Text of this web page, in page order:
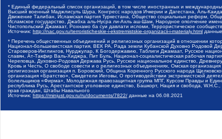
* Единый федеральный список организаций, в том числе иностранных и
Высший военный Маджлисуль Шура, Конгресс народов Ичкерии и Дагестана, Аль-
Движение Талибан, Исламская партия Туркестана, Общество социальных реформ,
Исламское государство, Джабха аль-Нусра ли-Ахль аш-Шам, Народное ополчение
Чистопольский Джамаат, Рохнамо ба суи давлати исломи, Террористическое
Источник: http://nac.gov.ru/terroristicheskie-i-ekstremistskie-organizacii-i-materialy.html
* Перечень общественных объединений и религиозных организаций в отношении
Национал-большевистская партия, ВЕК РА, Рада земли Кубанской Духовно Родовой
Староверов-Инглингов, Нурджулар, К Богодержавию, Таблиги Джамаат, Русское
славян, Ат-Такфир Валь-Хиджра, Пит Буль, Национал-социалистическая рабочая
Череповца, Духовно-Родовая Держава Русь, Русское национальное единство,
Кровь и Честь, О свободе совести и о религиозных объединениях, Омская
религиозная организация п. Боровский, Община Коренного Русского народа
организация «Братство», Свидетели Иеговы, О противодействии экстремистской
болельщиков «Фирма», Молодежная правозащитная группа МПГ, Курсом Правды и
республика Русь, Арестантское уголовное единство, Башкорт, Нация и свобода,
прав граждан, Штабы Навального
Источник: https://minjust.gov.ru/ru/documents/7822/ данные на 06.08.2021